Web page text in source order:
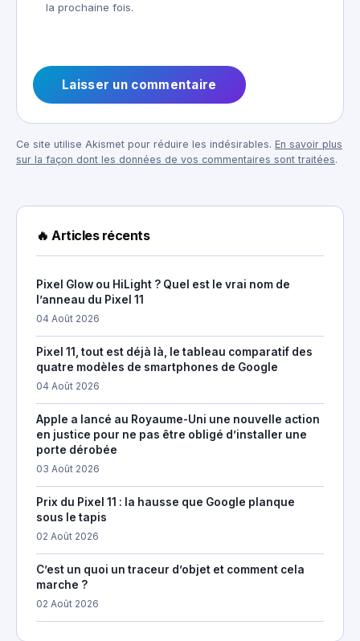
la prochaine fois.
Ce site utilise Akismet pour réduire les indésirables. En savoir plus
sur la façon dont les données de vos commentaires sont traitées.
🔥 Articles récents
Pixel Glow ou HiLight ? Quel est le vrai nom de
l’anneau du Pixel 11
04 Août 2026
Pixel 11, tout est déjà là, le tableau comparatif des
quatre modèles de smartphones de Google
04 Août 2026
Apple a lancé au Royaume-Uni une nouvelle action
en justice pour ne pas être obligé d’installer une
porte dérobée
03 Août 2026
Prix du Pixel 11 : la hausse que Google planque
sous le tapis
02 Août 2026
C’est un quoi un traceur d’objet et comment cela
marche ?
02 Août 2026